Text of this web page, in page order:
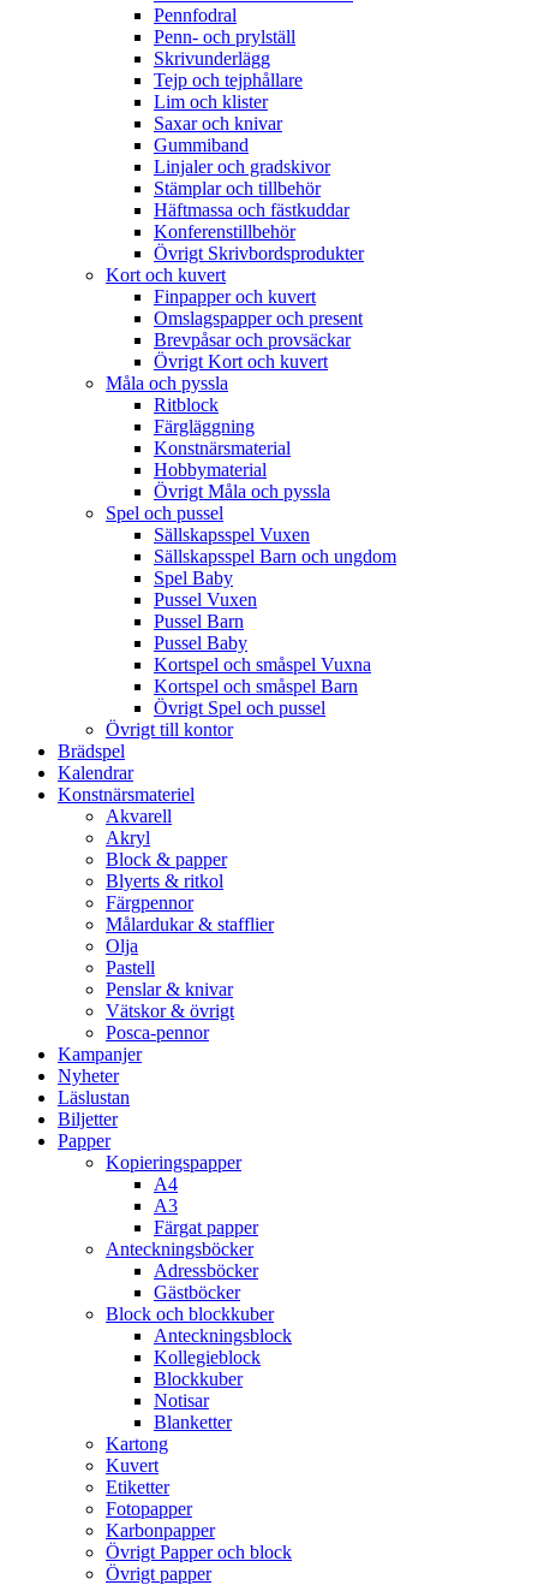
Pennfodral
Penn- och prylställ
Skrivunderlägg
Tejp och tejphållare
Lim och klister
Saxar och knivar
Gummiband
Linjaler och gradskivor
Stämplar och tillbehör
Häftmassa och fästkuddar
Konferenstillbehör
Övrigt Skrivbordsprodukter
Kort och kuvert
Finpapper och kuvert
Omslagspapper och present
Brevpåsar och provsäckar
Övrigt Kort och kuvert
Måla och pyssla
Ritblock
Färgläggning
Konstnärsmaterial
Hobbymaterial
Övrigt Måla och pyssla
Spel och pussel
Sällskapsspel Vuxen
Sällskapsspel Barn och ungdom
Spel Baby
Pussel Vuxen
Pussel Barn
Pussel Baby
Kortspel och småspel Vuxna
Kortspel och småspel Barn
Övrigt Spel och pussel
Övrigt till kontor
Brädspel
Kalendrar
Konstnärsmateriel
Akvarell
Akryl
Block & papper
Blyerts & ritkol
Färgpennor
Målardukar & stafflier
Olja
Pastell
Penslar & knivar
Vätskor & övrigt
Posca-pennor
Kampanjer
Nyheter
Läslustan
Biljetter
Papper
Kopieringspapper
A4
A3
Färgat papper
Anteckningsböcker
Adressböcker
Gästböcker
Block och blockkuber
Anteckningsblock
Kollegieblock
Blockkuber
Notisar
Blanketter
Kartong
Kuvert
Etiketter
Fotopapper
Karbonpapper
Övrigt Papper och block
Övrigt papper